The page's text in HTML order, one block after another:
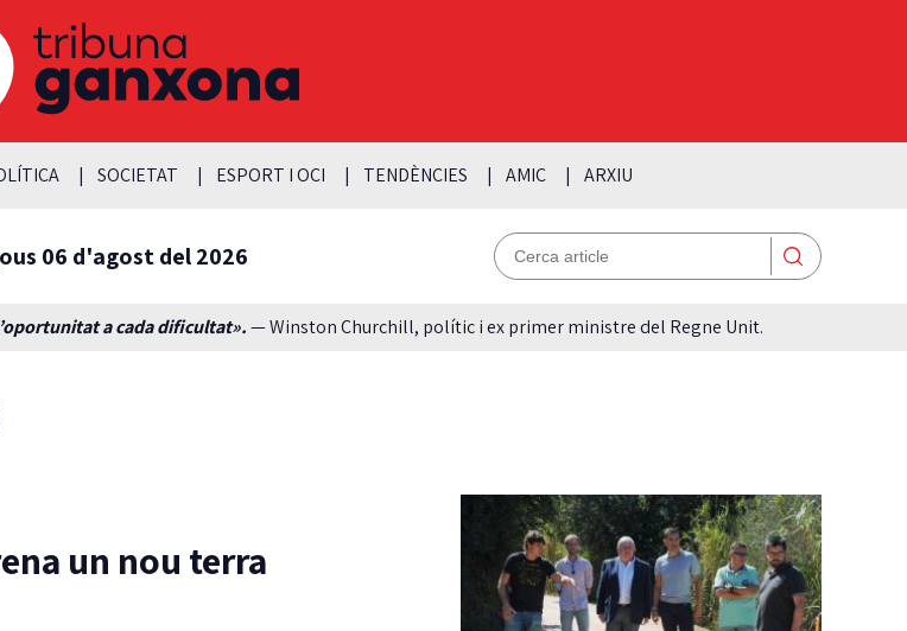
SOCIETAT ESPORT I OCI TENDÈNCIES AMIC ARXIU
06 d'agost del 2026
a cada dificultat».— Winston Churchill, polític i ex primer ministre del Regne Unit.
un nou terra